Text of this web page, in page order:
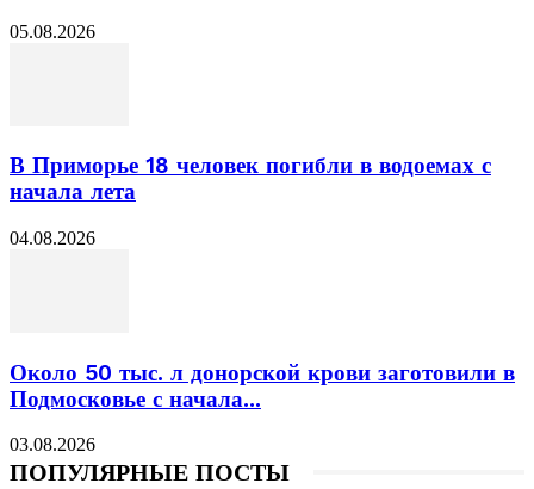
05.08.2026
В Приморье 18 человек погибли в водоемах с
начала лета
04.08.2026
Около 50 тыс. л донорской крови заготовили в
Подмосковье с начала...
03.08.2026
ПОПУЛЯРНЫЕ ПОСТЫ